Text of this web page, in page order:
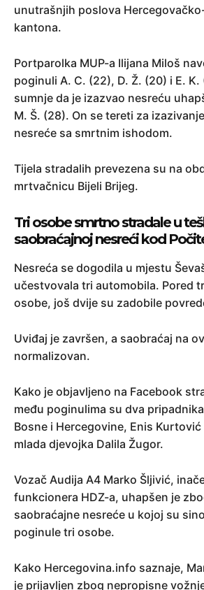
unutrašnjih poslova
kantona.
Portparolka MUP-a Ilijana Miloš
poginuli A. C. (22), D. Ž. (20) i E.
sumnje da je izazvao nesreću
M. Š. (28). On se tereti za
nesreće sa smrtnim ishodom.
Tijela stradalih prevezena su na
mrtvačnicu Bijeli Brijeg.
Tri osobe smrtno stradale u
saobraćajnoj nesreći kod
Nesreća se dogodila u mjestu
učestvovala tri automobila. Pored
osobe, još dvije su zadobile
Uviđaj je završen, a saobraćaj na
normalizovan.
Kako je objavljeno na Facebook
među poginulima su dva
Bosne i Hercegovine, Enis
mlada djevojka Dalila Žugor.
Vozač Audija A4 Marko Šljivić,
funkcionera HDZ-a, uhapšen je
saobraćajne nesreće u kojoj su
poginule tri osobe.
Kako Hercegovina.info saznaje,
je prijavljen zbog nepropisne